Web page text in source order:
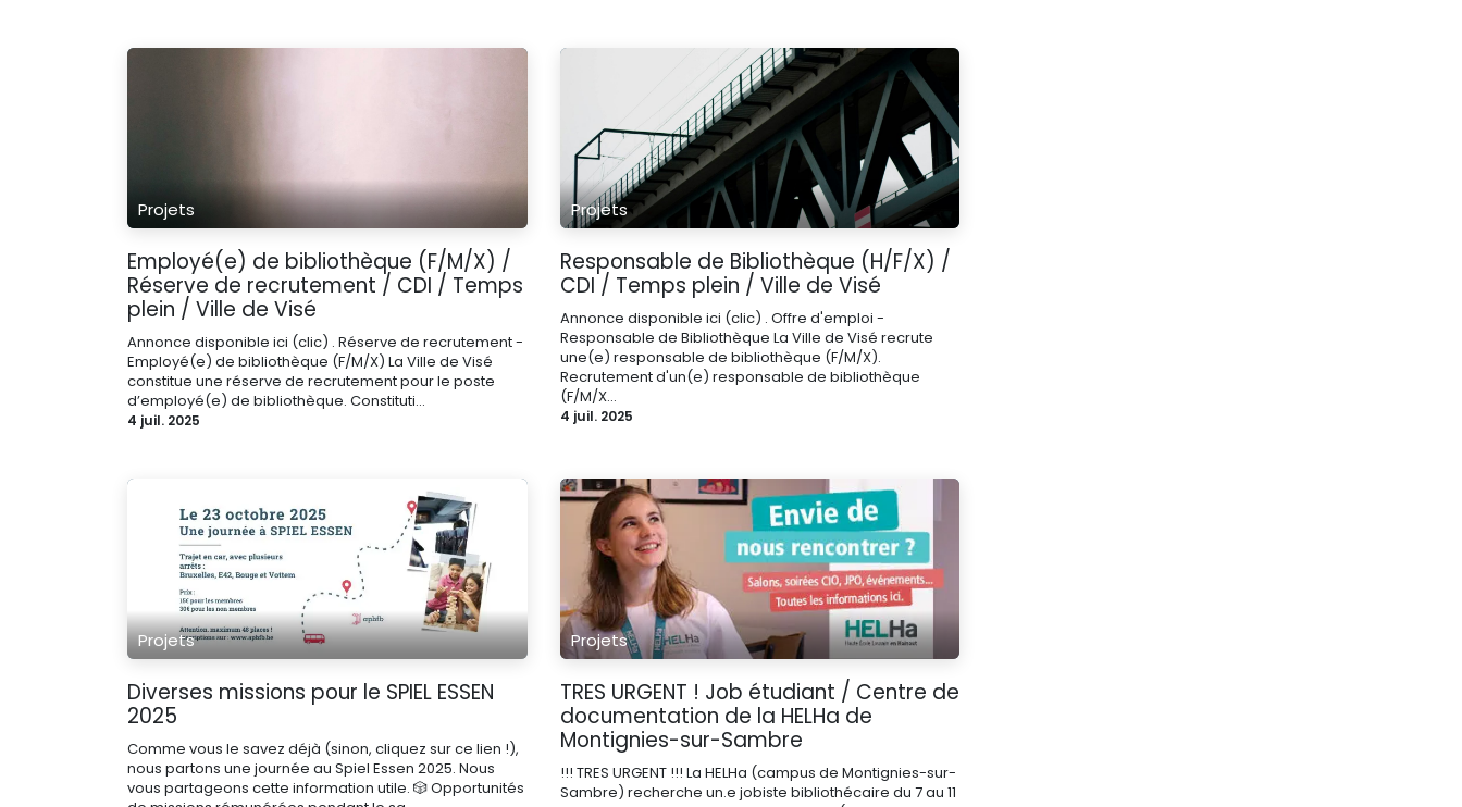
Projets
Employé(e) de bibliothèque (F/M/X) /
Réserve de recrutement / CDI / Temps
plein / Ville de Visé
Annonce disponible ici (clic) . Réserve de recrutement -
Employé(e) de bibliothèque (F/M/X) La Ville de Visé
constitue une réserve de recrutement pour le poste
d’employé(e) de bibliothèque. Constituti...
4 juil. 2025
Projets
Responsable de Bibliothèque (H/F/X) /
CDI / Temps plein / Ville de Visé
Annonce disponible ici (clic) . Offre d'emploi -
Responsable de Bibliothèque La Ville de Visé recrute
une(e) responsable de bibliothèque (F/M/X).
Recrutement d'un(e) responsable de bibliothèque
(F/M/X...
4 juil. 2025
Projets
Diverses missions pour le SPIEL ESSEN
2025
Comme vous le savez déjà (sinon, cliquez sur ce lien !),
nous partons une journée au Spiel Essen 2025. Nous
vous partageons cette information utile. 🎲 Opportunités
Projets
TRES URGENT ! Job étudiant / Centre de
documentation de la HELHa de
Montignies-sur-Sambre
!!! TRES URGENT !!! La HELHa (campus de Montignies-sur-
Sambre) recherche un.e jobiste bibliothécaire du 7 au 11